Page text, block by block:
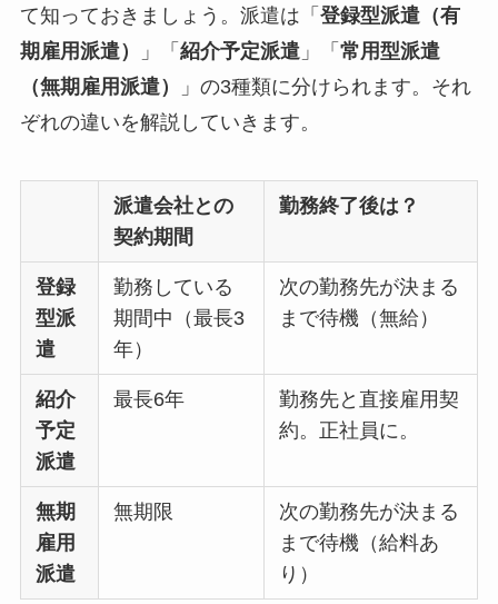
て知っておきましょう。派遣は「 登録型派遣（有
期雇用派遣）
」「 紹介予定派遣」「 常用型派遣
（無期雇用派遣）
」の3種類に分けられます。それ
ぞれの違いを解説していきます。
派遣会社との
契約期間
勤務終了後は？
登録
型派
遣
勤務している
期間中（最長3
年）
次の勤務先が決まる
まで待機（無給）
紹介
予定
派遣
最長6年
勤務先と直接雇用契
約。正社員に。
無期
雇用
派遣
無期限
次の勤務先が決まる
まで待機（給料あ
り）